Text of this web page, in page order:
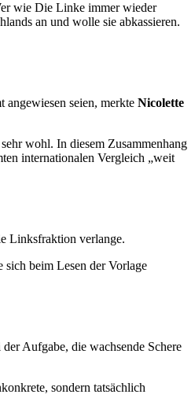
wie Die Linke immer wieder
an und wolle sie abkassieren.
angewiesen seien, merkte Nicolette
wohl. In diesem Zusammenhang
internationalen Vergleich „weit
Linksfraktion verlange.
sich beim Lesen der Vorlage
Aufgabe, die wachsende Schere
sondern tatsächlich